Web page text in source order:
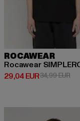
ROCAWEAR
29,04 EUR
Derzeitiger Preis:
34,99 EUR